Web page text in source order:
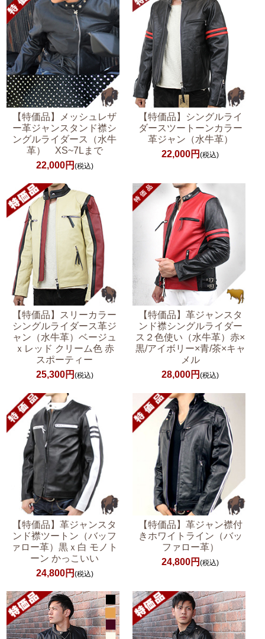
【特価品】メッシュレザ
ー革ジャンスタンド襟シ
ングルライダース（水牛
革） XS~7Lまで
22,000円 (税込)
【特価品】シングルライ
ダースツートーンカラー
革ジャン（水牛革）
22,000円(税込)
【特価品】スリーカラー
シングルライダース革ジ
ャン（水牛革）ベージュ
ｘレッド クリーム色 赤
スポーティー
25,300円 (税込)
【特価品】革ジャンスタ
ンド襟シングルライダー
ス２色使い（水牛革）赤×
黒/アイボリー×青/茶×キャ
メル
28,000円(税込)
【特価品】革ジャンスタ
ンド襟ツートン（バッフ
ァロー革）黒ｘ白 モノト
ーン かっこいい
24,800円 (税込)
【特価品】革ジャン襟付
きホワイトライン（バッ
ファロー革）
24,800円(税込)